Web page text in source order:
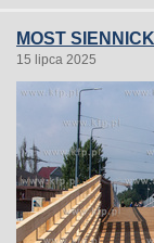
MOST
15 lipca 2025